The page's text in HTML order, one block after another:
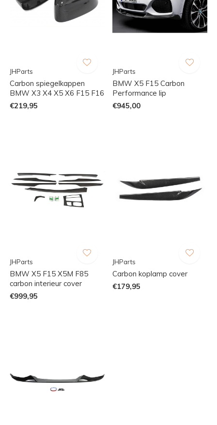
JHParts
Carbon spiegelkappen
BMW X3 X4 X5 X6 F15 F16
€219,95
JHParts
BMW X5 F15 Carbon
Performance lip
€945,00
JHParts
BMW X5 F15 X5M F85
carbon interieur cover
€999,95
JHParts
Carbon koplamp cover
€179,95